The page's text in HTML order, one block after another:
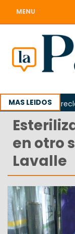
MENU
MAS LEIDOS
Odarda
en otro
Lavalle